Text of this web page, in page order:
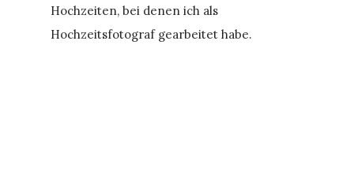
Hochzeiten, bei denen ich als
Hochzeitsfotograf gearbeitet habe.